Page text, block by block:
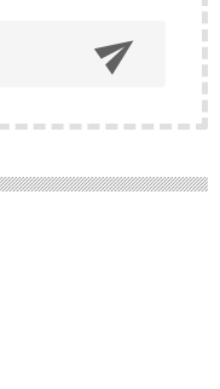
